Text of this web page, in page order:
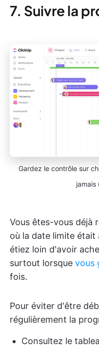
7. Suivre la
Gardez le contrôle sur
jamais
Vous êtes-vous déjà
où la date limite était
étiez loin d'avoir
surtout lorsque vous
fois.
Pour éviter d'être
régulièrement la
Consultez le